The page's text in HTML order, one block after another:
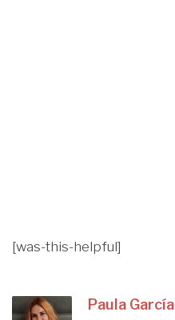
[was-this-helpful]
Paula García